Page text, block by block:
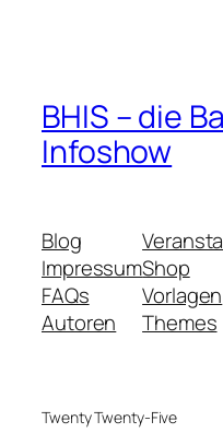
BHIS – die
Infoshow
Blog
Impressum
FAQs
Autoren
Shop
Vorlagen
Themes
Twenty Twenty-Five